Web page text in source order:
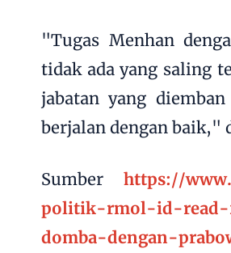
"Tugas Menhan
tidak ada yang saling
jabatan yang
berjalan dengan baik,"
Sumber https://
politik-rmol-id-read-
domba-dengan-